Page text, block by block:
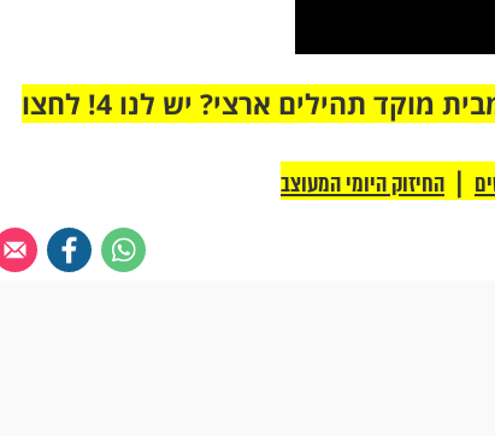
מחוברים רק לקבוצת ווטסאפ אחת מבית מוקד תהילים ארצי? יש לנו 4! לחצו
| החיזוק היומי המעוצב